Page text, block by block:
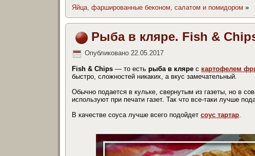
Яйца, фаршированные беконом, салатом и помидором »
Рыба в кляре. Fish &
Опубликовано 22.05.2017
Fish & Chips — то есть рыба в кляре с картофелем
быстро, сложностей никаких, а вкус замечательный.
Обычно подается в кульке, свернутым из газеты, но в
используют при печати газет. Так что все-таки лучше
В качестве соуса лучше всего подойдет соус тартар